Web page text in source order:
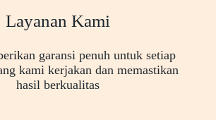
Layanan Kami
garansi penuh untuk setiap
kami kerjakan dan memastikan
hasil berkualitas